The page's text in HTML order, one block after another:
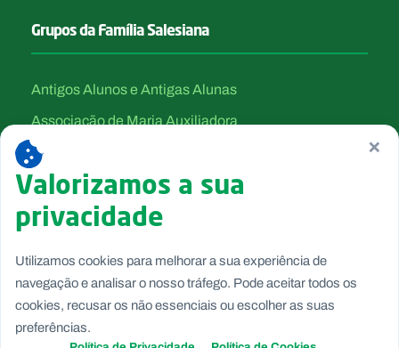
Grupos da Família Salesiana
Antigos Alunos e Antigas Alunas
Associação de Maria Auxiliadora
Canção Nova
Filhas de Maria Auxiliadora
Salesianos Cooperadores
Voluntárias de Dom Bosco
×
Valorizamos a sua
privacidade
Utilizamos cookies para melhorar a sua experiência de
navegação e analisar o nosso tráfego. Pode aceitar todos os
cookies, recusar os não essenciais ou escolher as suas
preferências.